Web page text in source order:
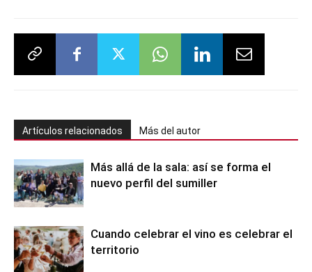
Artículos relacionados Más del autor
Más allá de la sala: así se forma el
nuevo perfil del sumiller
Cuando celebrar el vino es celebrar el
territorio